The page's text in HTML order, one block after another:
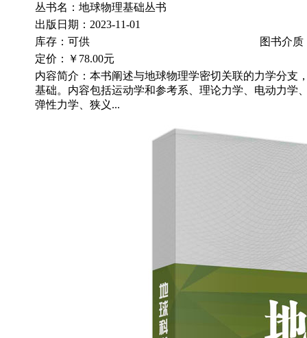
丛书名：地球物理基础丛书
出版日期：2023-11-01
库存：可供
图书介质
定价：
￥78.00元
内容简介：本书阐述与地球物理学密切关联的力学分支
基础。内容包括运动学和参考系、理论力学、电动力学
弹性力学、狭义...